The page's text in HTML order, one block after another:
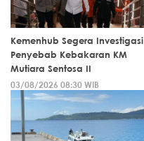
Kemenhub Segera Investigasi
Penyebab Kebakaran KM
Mutiara Sentosa II
03/08/2026 08:30 WIB